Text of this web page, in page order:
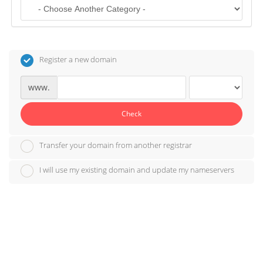
Register a new domain
www.
Check
Transfer your domain from another registrar
I will use my existing domain and update my nameservers